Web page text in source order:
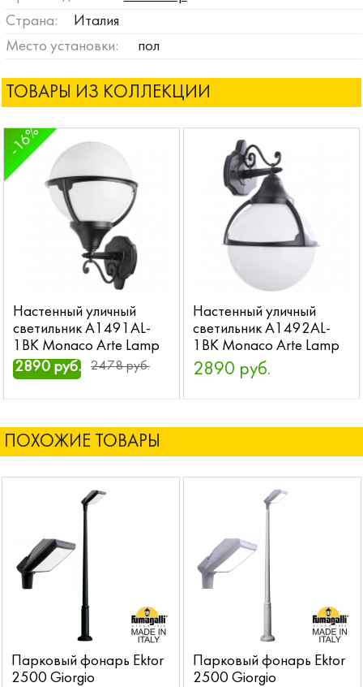
Страна:
Италия
Место установки:
пол
ТОВАРЫ ИЗ КОЛЛЕКЦИИ
Настенный уличный
светильник A1491AL-
1BK Monaco Arte Lamp
-16%
2890 руб. 2478 руб.
Настенный уличный
светильник A1492AL-
1BK Monaco Arte Lamp
2890 руб.
ПОХОЖИЕ ТОВАРЫ
Парковый фонарь Ektor
2500 Giorgio
Парковый фонарь Ektor
2500 Giorgio